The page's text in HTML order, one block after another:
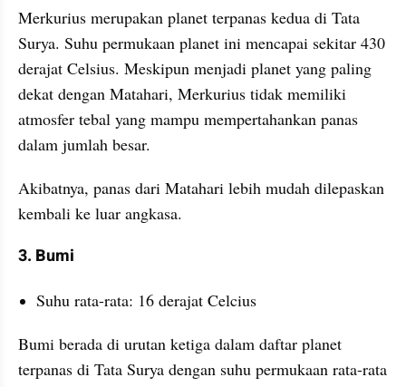
Merkurius merupakan planet terpanas kedua di Tata
Surya. Suhu permukaan planet ini mencapai sekitar 430
derajat Celsius. Meskipun menjadi planet yang paling
dekat dengan Matahari, Merkurius tidak memiliki
atmosfer tebal yang mampu mempertahankan panas
dalam jumlah besar.
Akibatnya, panas dari Matahari lebih mudah dilepaskan
kembali ke luar angkasa.
3. Bumi
Suhu rata-rata: 16 derajat Celcius
Bumi berada di urutan ketiga dalam daftar planet
terpanas di Tata Surya dengan suhu permukaan rata-rata